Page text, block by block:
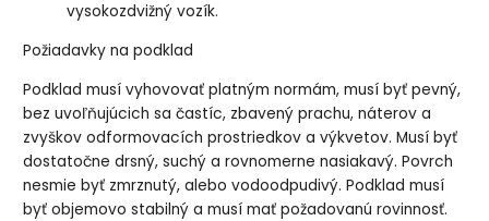
vysokozdvižný vozík.
Požiadavky na podklad
Podklad musí vyhovovať platným normám, musí byť pevný,
bez uvoľňujúcich sa častíc, zbavený prachu, náterov a
zvyškov odformovacích prostriedkov a výkvetov. Musí byť
dostatočne drsný, suchý a rovnomerne nasiakavý. Povrch
nesmie byť zmrznutý, alebo vodoodpudivý. Podklad musí
byť objemovo stabilný a musí mať požadovanú rovinnosť.